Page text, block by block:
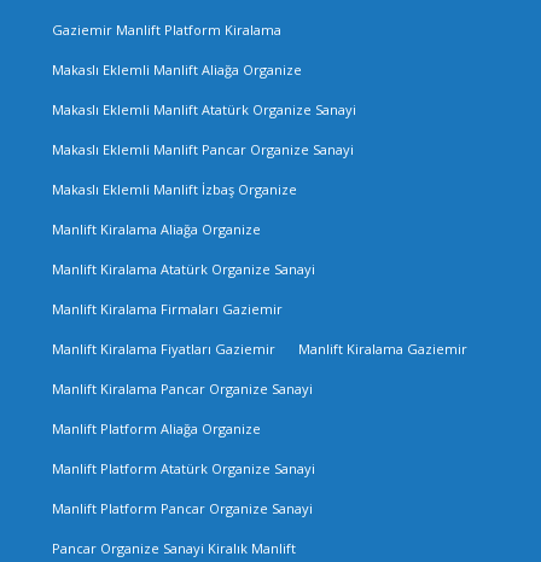
Gaziemir Manlift Platform Kiralama
Makaslı Eklemli Manlift Aliağa Organize
Makaslı Eklemli Manlift Atatürk Organize Sanayi
Makaslı Eklemli Manlift Pancar Organize Sanayi
Makaslı Eklemli Manlift İzbaş Organize
Manlift Kiralama Aliağa Organize
Manlift Kiralama Atatürk Organize Sanayi
Manlift Kiralama Firmaları Gaziemir
Manlift Kiralama Fiyatları Gaziemir Manlift Kiralama Gaziemir
Manlift Kiralama Pancar Organize Sanayi
Manlift Platform Aliağa Organize
Manlift Platform Atatürk Organize Sanayi
Manlift Platform Pancar Organize Sanayi
Pancar Organize Sanayi Kiralık Manlift